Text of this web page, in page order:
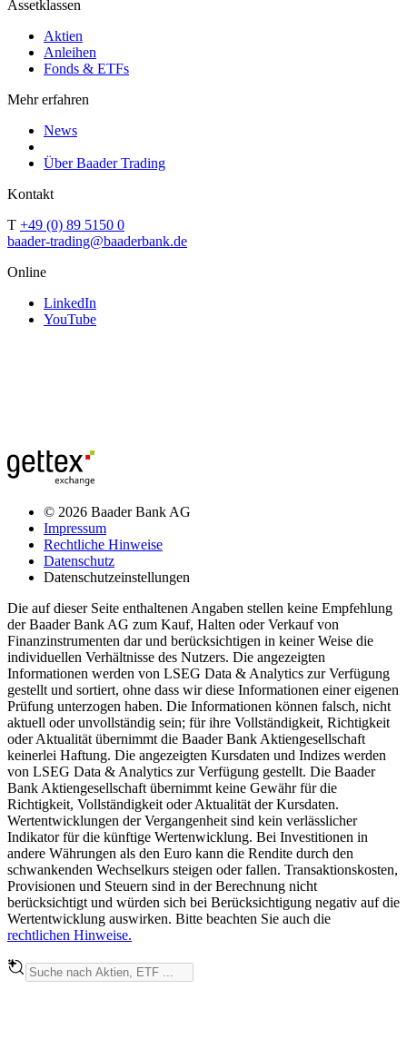
Assetklassen
Aktien
Anleihen
Fonds & ETFs
Mehr erfahren
News
Über Baader Trading
Kontakt
T +49 (0) 89 5150 0
baader-trading@baaderbank.de
Online
LinkedIn
YouTube
© 2026 Baader Bank AG
Impressum
Rechtliche Hinweise
Datenschutz
Datenschutzeinstellungen
Die auf dieser Seite enthaltenen Angaben stellen keine Empfehlung
der Baader Bank AG zum Kauf, Halten oder Verkauf von
Finanzinstrumenten dar und berücksichtigen in keiner Weise die
individuellen Verhältnisse des Nutzers. Die angezeigten
Informationen werden von LSEG Data & Analytics zur Verfügung
gestellt und sortiert, ohne dass wir diese Informationen einer eigenen
Prüfung unterzogen haben. Die Informationen können falsch, nicht
aktuell oder unvollständig sein; für ihre Vollständigkeit, Richtigkeit
oder Aktualität übernimmt die Baader Bank Aktiengesellschaft
keinerlei Haftung. Die angezeigten Kursdaten und Indizes werden
von LSEG Data & Analytics zur Verfügung gestellt. Die Baader
Bank Aktiengesellschaft übernimmt keine Gewähr für die
Richtigkeit, Vollständigkeit oder Aktualität der Kursdaten.
Wertentwicklungen der Vergangenheit sind kein verlässlicher
Indikator für die künftige Wertenwicklung. Bei Investitionen in
andere Währungen als den Euro kann die Rendite durch den
schwankenden Wechselkurs steigen oder fallen. Transaktionskosten,
Provisionen und Steuern sind in der Berechnung nicht
berücksichtigt und würden sich bei Berücksichtigung negativ auf die
Wertentwicklung auswirken. Bitte beachten Sie auch die
rechtlichen Hinweise.